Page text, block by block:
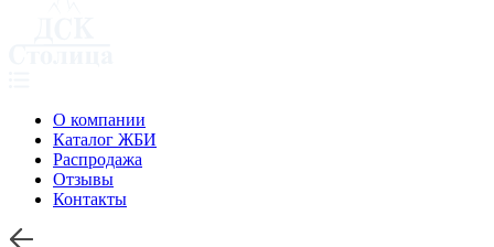
О компании
Каталог ЖБИ
Распродажа
Отзывы
Контакты